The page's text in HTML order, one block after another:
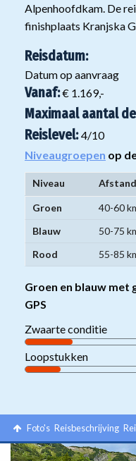
Alpenhoofdkam. De
finishplaats Kranjska
Reisdatum:
Datum op aanvraag
Vanaf:€ 1.169,-
Maximaal aantal
Reislevel:4/10
Niveaugroepen op
Niveaugroepen
Niveau Afstand
Groen 40-60
Blauw
50-75
Rood
55-85
Groen en blauw met
GPS
Zwaarte conditie
Loopstukken
Foto's Reisbeschrijving